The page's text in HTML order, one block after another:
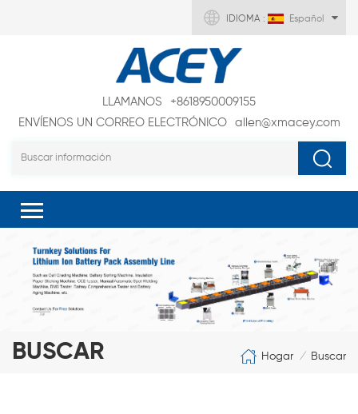
IDIOMA : Español
LLAMANOS
+8618950009155
ENVÍENOS UN CORREO ELECTRÓNICO
allen@xmacey.com
BUSCAR Hogar / Buscar